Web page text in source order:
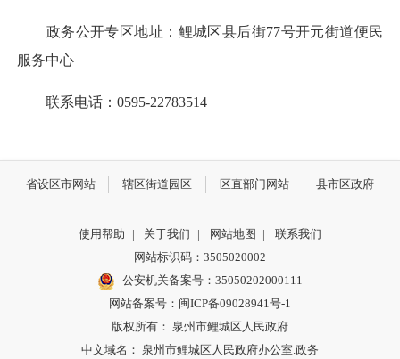
政务公开专区地址：鲤城区县后街77号开元街道便民
服务中心
联系电话：0595-22783514
省设区市网站 辖区街道园区 区直部门网站 县市区政府
使用帮助 | 关于我们 | 网站地图 |
联系我们
网站标识码：3505020002
公安机关备案号：35050202000111
网站备案号：闽ICP备09028941号-1
版权所有： 泉州市鲤城区人民政府
中文域名： 泉州市鲤城区人民政府办公室.政务